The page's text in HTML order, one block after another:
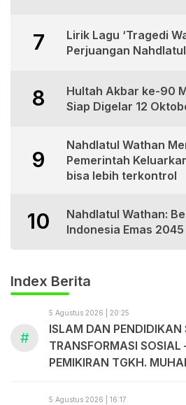
7
Lirik Lagu ‘Tragedi
Perjuangan
8
Hultah Akbar ke-90
Siap Digelar 12
9
Nahdlatul Wathan
Pemerintah
bisa lebih terkontrol
10
Nahdlatul Wathan:
Indonesia Emas 2045
Index Berita
#
5 Agustus 2026 | 20:25
ISLAM DAN PENDIDIKAN
TRANSFORMASI SOSIAL
PEMIKIRAN TGKH.
5 Agustus 2026 | 16:17